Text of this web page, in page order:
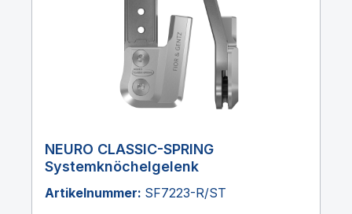
NEURO CLASSIC-SPRING
Systemknöchelgelenk
Artikelnummer: SF7223-R/ST